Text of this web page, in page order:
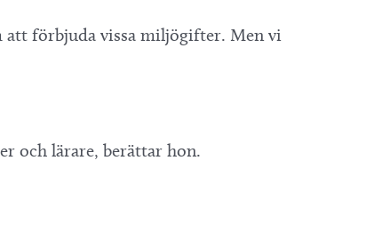
att förbjuda vissa miljögifter. Men vi
och lärare, berättar hon.